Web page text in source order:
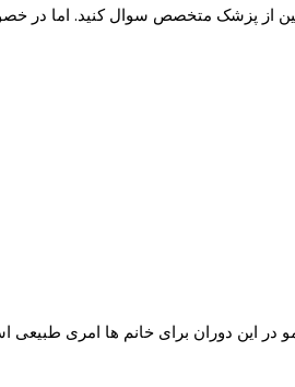
از پزشک متخصص سوال کنید. اما در
در این دوران برای خانم ها امری